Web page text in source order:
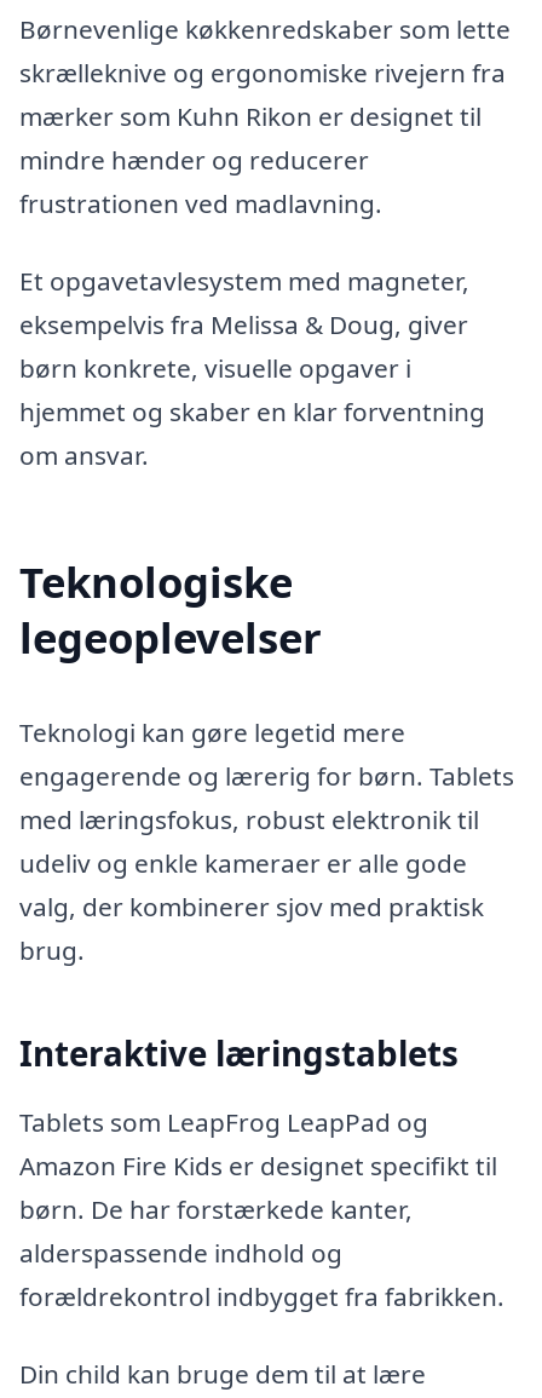
Børnevenlige køkkenredskaber som lette
skrælleknive og ergonomiske rivejern fra
mærker som Kuhn Rikon er designet til
mindre hænder og reducerer
frustrationen ved madlavning.
Et opgavetavlesystem med magneter,
eksempelvis fra Melissa & Doug, giver
børn konkrete, visuelle opgaver i
hjemmet og skaber en klar forventning
om ansvar.
Teknologiske
legeoplevelser
Teknologi kan gøre legetid mere
engagerende og lærerig for børn. Tablets
med læringsfokus, robust elektronik til
udeliv og enkle kameraer er alle gode
valg, der kombinerer sjov med praktisk
brug.
Interaktive læringstablets
Tablets som LeapFrog LeapPad og
Amazon Fire Kids er designet specifikt til
børn. De har forstærkede kanter,
alderspassende indhold og
forældrekontrol indbygget fra fabrikken.
Din child kan bruge dem til at lære